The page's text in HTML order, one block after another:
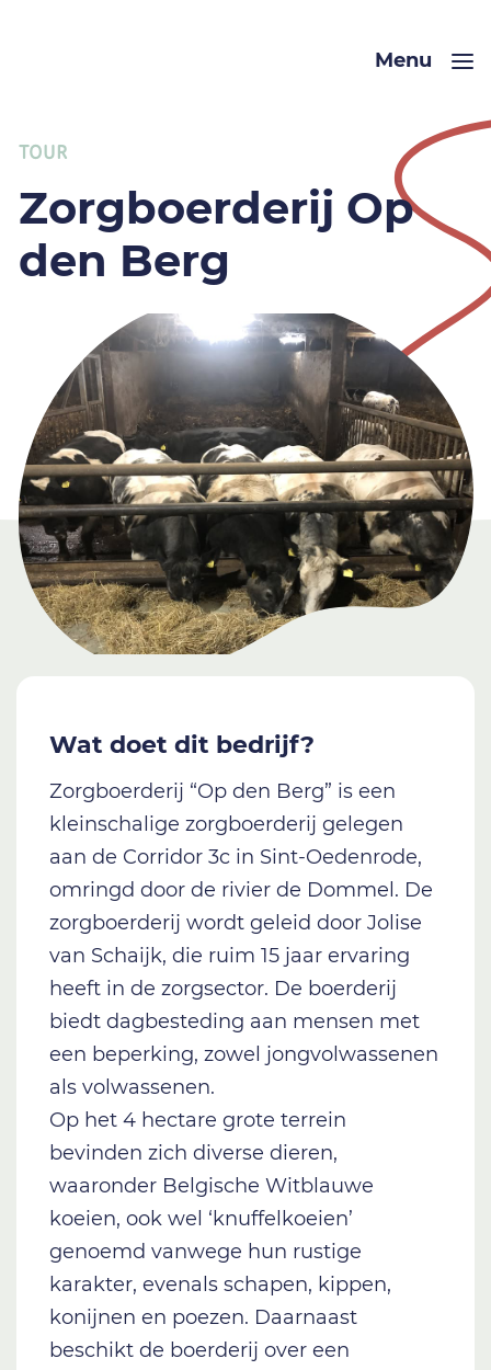
Menu
TOUR
Zorgboerderij Op
den Berg
Wat doet dit bedrijf?
Zorgboerderij “Op den Berg” is een
kleinschalige zorgboerderij gelegen
aan de Corridor 3c in Sint-Oedenrode,
omringd door de rivier de Dommel. De
zorgboerderij wordt geleid door Jolise
van Schaijk, die ruim 15 jaar ervaring
heeft in de zorgsector. De boerderij
biedt dagbesteding aan mensen met
een beperking, zowel jongvolwassenen
als volwassenen.
Op het 4 hectare grote terrein
bevinden zich diverse dieren,
waaronder Belgische Witblauwe
koeien, ook wel ‘knuffelkoeien’
genoemd vanwege hun rustige
karakter, evenals schapen, kippen,
konijnen en poezen. Daarnaast
beschikt de boerderij over een